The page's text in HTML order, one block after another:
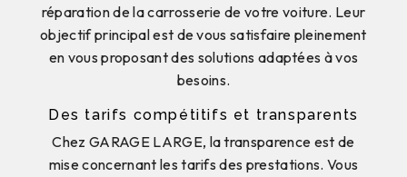
réparation de la carrosserie de votre voiture. Leur
objectif principal est de vous satisfaire pleinement
en vous proposant des solutions adaptées à vos
besoins.
Des tarifs compétitifs et transparents
Chez GARAGE LARGE, la transparence est de
mise concernant les tarifs des prestations. Vous